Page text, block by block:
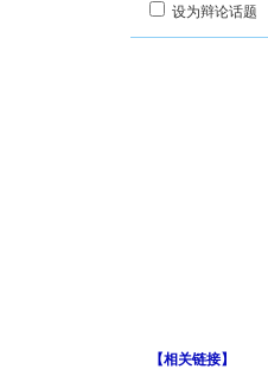
设为辩论话题
【相关链接】